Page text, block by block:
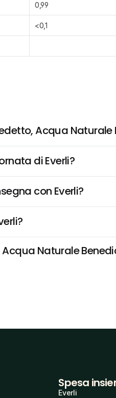
0,99
<0,1
Acqua
di Everli?
con Everli?
Naturale
Spesa
Everli